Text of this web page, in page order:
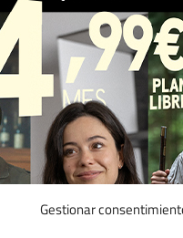
Gestionar